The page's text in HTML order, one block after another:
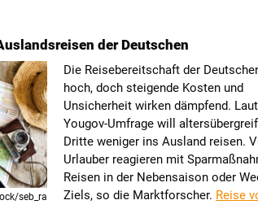
der Deutschen
seb_ra
Die Reisebereitschaft der
hoch, doch steigende Kosten und
Unsicherheit wirken dämpfend.
Yougov-Umfrage will
Dritte weniger ins Ausland reisen.
Urlauber reagieren mit
Reisen in der Nebensaison oder
Ziels, so die Marktforscher. Reise